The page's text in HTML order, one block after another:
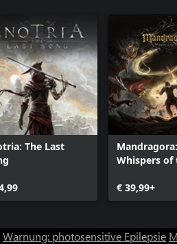
The Last
Mandragora:
Whispers of
€ 39,99+
Warnung: photosensitive Epilepsie